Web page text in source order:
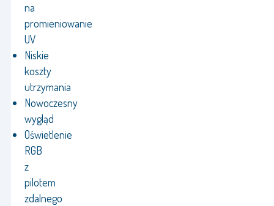
na
promieniowanie
UV
Niskie
koszty
utrzymania
Nowoczesny
wygląd
Oświetlenie
RGB
z
pilotem
zdalnego